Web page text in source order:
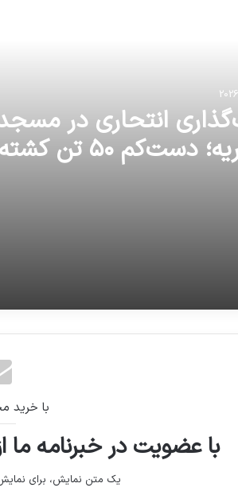
می بینم که جان کری
در فکر کاندیداتوری برای
با خرید
با عضویت در خبرنامه ما
یک متن نمایش، برای